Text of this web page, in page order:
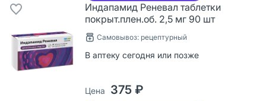
Индапамид Реневал таблетки
покрыт.плен.об. 2,5 мг 90 шт
Самовывоз: рецептурный
В аптеку сегодня или позже
Цена 375 ₽